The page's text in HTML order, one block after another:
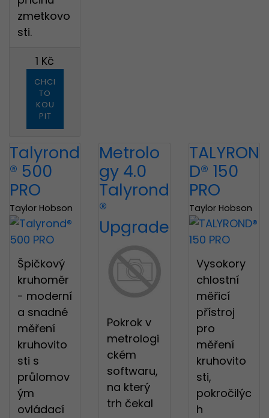
zmetkovo
sti.
1 Kč
CHCI
TO
KOU
PIT
Talyrond
® 500
PRO
Taylor Hobson
Špičkový
kruhoměr
- moderní
a snadné
měření
kruhovito
sti s
průlomov
ým
ovládací
Metrolo
gy 4.0
Talyrond
®
Upgrade
Pokrok v
metrologi
ckém
softwaru,
na který
trh čekal
TALYRON
D® 150
PRO
Taylor Hobson
Vysokory
chlostní
měřicí
přístroj
pro
měření
kruhovito
sti,
pokročilýc
h